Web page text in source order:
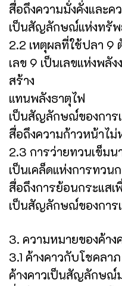
สื่อถึงความมั่งคั่งและค
เป็นสัญลักษณ์แห่งทรั
2.2 เหตุผลที่ใช้ปลา 9
เลข 9 เป็นเลขแห่งพลั
สร้าง
แทนพลังธาตุไฟ
เป็นสัญลักษณ์ของการ
สื่อถึงความก้าวหน้าไม่
2.3 การว่ายทวนเข็มน
เป็นเคล็ดแห่งการทวนก
สื่อถึงการย้อนกระแสเ
เป็นสัญลักษณ์ของการ
3. ความหมายของค้าง
3.1 ค้างคาวกับโชคลาภ
ค้างคาวเป็นสัญลักษ